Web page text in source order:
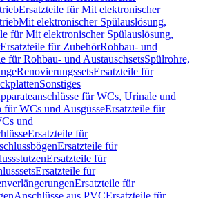
Ersatzteile für Mit elektronischer
Mit elektronischer Spülauslösung,
für Mit elektronischer Spülauslösung,
Ersatzteile für ZubehörRohbau- und
für Rohbau- und AustauschsetsSpülrohre,
RenovierungssetsErsatzteile für
Sonstiges
für WCs, Urinale und
WCs und AusgüsseErsatzteile für
und
Ersatzteile für
Ersatzteile für
Ersatzteile für
Ersatzteile für
Ersatzteile für
Anschlüsse aus PVCErsatzteile für